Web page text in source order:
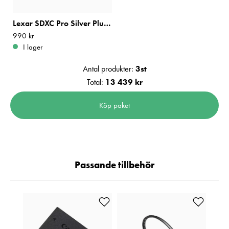
Lexar SDXC Pro Silver Plus 1066x UHS-I U3 V30 R205/W150 128GB
Pris: 990 kr
990 kr
I lager
Antal produkter: 3st
Total: 13 439 kr
Köp paket
Passande tillbehör